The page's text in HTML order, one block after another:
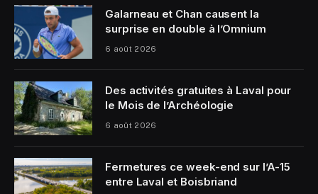
Galarneau et Chan causent la
surprise en double à l’Omnium
6 août 2026
Des activités gratuites à Laval pour
le Mois de l’Archéologie
6 août 2026
Fermetures ce week-end sur l’A-15
entre Laval et Boisbriand